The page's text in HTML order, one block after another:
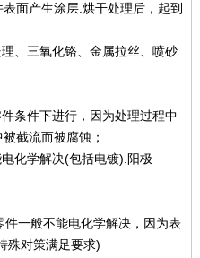
面产生涂层.烘干处理后，起到
、三氧化铬、金属拉丝、喷砂
条件下进行，因为处理过程中
截流而被腐蚀；
化学解决(包括电镀).阳极
一般不能电化学解决，因为表
殊对策满足要求)